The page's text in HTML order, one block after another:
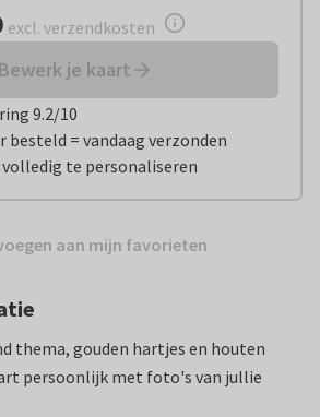
excl. verzendkosten
Bewerk je kaart
9.2/10
besteld = vandaag verzonden
volledig te personaliseren
aan mijn favorieten
thema, gouden hartjes en houten
persoonlijk met foto's van jullie